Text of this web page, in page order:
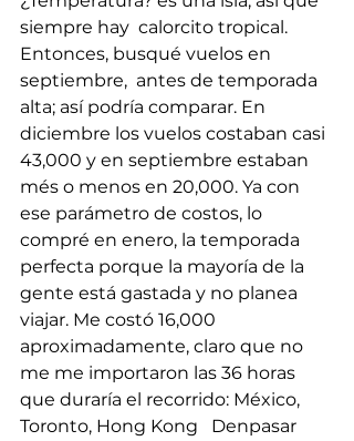
siempre hay  calorcito tropical.
Entonces, busqué vuelos en
septiembre,  antes de temporada
alta; así podría comparar. En
diciembre los vuelos costaban casi
43,000 y en septiembre estaban
més o menos en 20,000. Ya con
ese parámetro de costos, lo
compré en enero, la temporada
perfecta porque la mayoría de la
gente está gastada y no planea
viajar. Me costó 16,000
aproximadamente, claro que no
me me importaron las 36 horas
que duraría el recorrido: México,
Toronto, Hong Kong   Denpasar